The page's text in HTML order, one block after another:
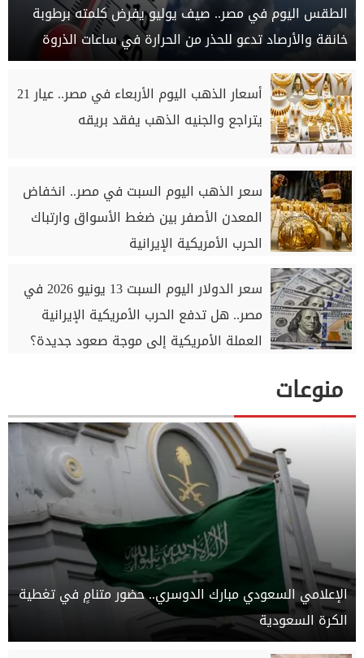
الطقس اليوم في مصر.. صيف يوليو يفرض كلمته برطوبة
خانقة والأرصاد تدعو للحذر من الحرارة في ساعات الذروة
أسعار الذهب اليوم الأربعاء في مصر.. عيار 21
يتراجع والجنيه الذهب يفقد بريقه
سعر الذهب اليوم السبت في مصر.. انخفاض
المعدن الأصفر بين ضغط الأسواق وارتباك
الحرب الأمريكية الإيرانية
سعر الدولار اليوم السبت 13 يونيو 2026 في
مصر.. هل تدفع الحرب الأمريكية الإيرانية
العملة الأمريكية إلى موجة صعود جديدة؟
منوعات
الإعلامي السعودي مبارك الدوسري.. حضور متنامٍ في تغطية
الكرة السعودية